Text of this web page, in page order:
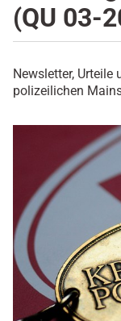
(QU 03-
Newsletter,
polizeilichen